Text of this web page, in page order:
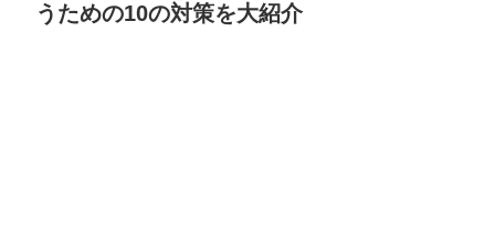
うための10の対策を大紹介